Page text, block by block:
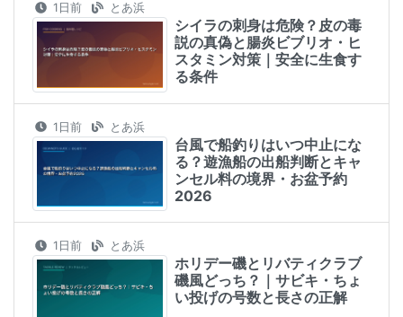
1日前 とあ浜
シイラの刺身は危険？皮の毒
説の真偽と腸炎ビブリオ・ヒ
スタミン対策｜安全に生食す
る条件
1日前 とあ浜
台風で船釣りはいつ中止にな
る？遊漁船の出船判断とキャ
ンセル料の境界・お盆予約
2026
1日前 とあ浜
ホリデー磯とリバティクラブ
磯風どっち？｜サビキ・ちょ
い投げの号数と長さの正解